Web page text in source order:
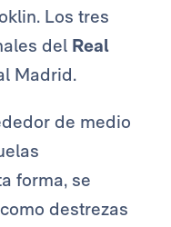
Los tres
del Real
Madrid.
de medio
forma, se
destrezas